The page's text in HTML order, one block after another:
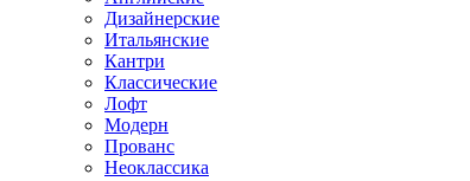
Дизайнерские
Итальянские
Кантри
Классические
Лофт
Модерн
Прованс
Неоклассика